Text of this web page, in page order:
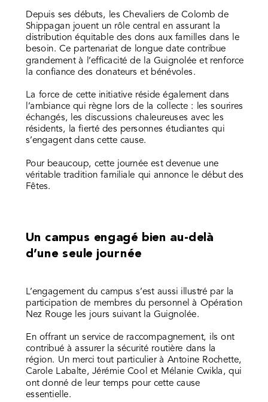
Depuis ses débuts, les Chevaliers de Colomb de
Shippagan jouent un rôle central en assurant la
distribution équitable des dons aux familles dans le
besoin. Ce partenariat de longue date contribue
grandement à l’efficacité de la Guignolée et renforce
la confiance des donateurs et bénévoles.
La force de cette initiative réside également dans
l’ambiance qui règne lors de la collecte : les sourires
échangés, les discussions chaleureuses avec les
résidents, la fierté des personnes étudiantes qui
s’engagent dans cette cause.
Pour beaucoup, cette journée est devenue une
véritable tradition familiale qui annonce le début des
Fêtes.
Un campus engagé bien au-delà
d’une seule journée
L’engagement du campus s’est aussi illustré par la
participation de membres du personnel à Opération
Nez Rouge les jours suivant la Guignolée.
En offrant un service de raccompagnement, ils ont
contribué à assurer la sécurité routière dans la
région. Un merci tout particulier à Antoine Rochette,
Carole Labalte, Jérémie Cool et Mélanie Cwikla, qui
ont donné de leur temps pour cette cause
essentielle.